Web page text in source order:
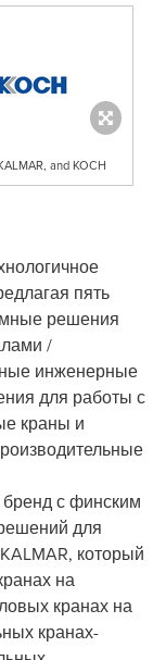
and KOCH
пять
решения
/
инженерные
для работы с
краны и
с финским
для
который
на
кранах на
кранах-